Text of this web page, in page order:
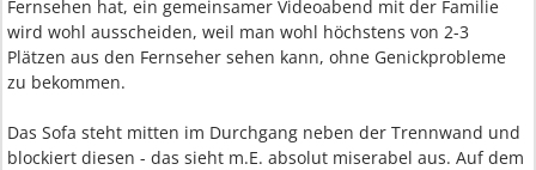
Fernsehen hat, ein gemeinsamer Videoabend mit der Familie
wird wohl ausscheiden, weil man wohl höchstens von 2-3
Plätzen aus den Fernseher sehen kann, ohne Genickprobleme
zu bekommen.
Das Sofa steht mitten im Durchgang neben der Trennwand und
blockiert diesen - das sieht m.E. absolut miserabel aus. Auf dem